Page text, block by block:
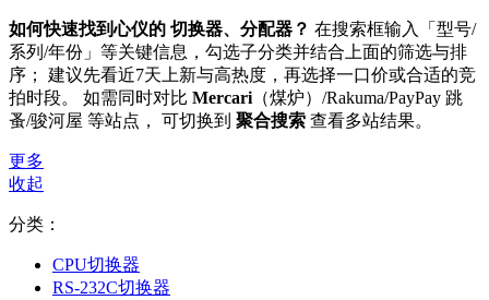
如何快速找到心仪的 切换器、分配器？ 在搜索框输入「型号/
系列/年份」等关键信息，勾选子分类并结合上面的筛选与排
序； 建议先看近7天上新与高热度，再选择一口价或合适的竞
拍时段。 如需同时对比 Mercari （煤炉）/Rakuma/PayPay 跳
蚤/骏河屋 等站点， 可切换到 聚合搜索 查看多站结果。
更多
收起
分类：
CPU切换器
RS-232C切换器